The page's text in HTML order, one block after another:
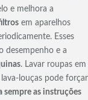
e melhora a
em aparelhos
Esses
desempenho e a
. Lavar roupas em
louças pode forçar
sempre as instruções